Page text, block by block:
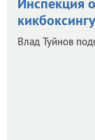
кикбоксингу
Влад Туйнов